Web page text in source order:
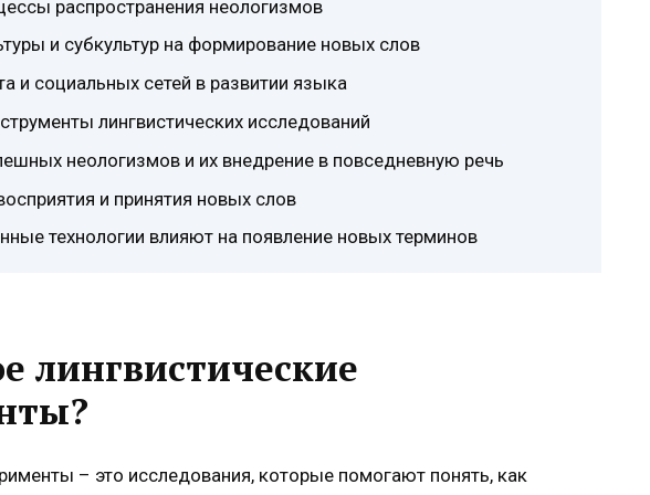
распространения неологизмов
и субкультур на формирование новых слов
и социальных сетей в развитии языка
лингвистических исследований
неологизмов и их внедрение в повседневную речь
и принятия новых слов
технологии влияют на появление новых терминов
лингвистические
– это исследования, которые помогают понять, как